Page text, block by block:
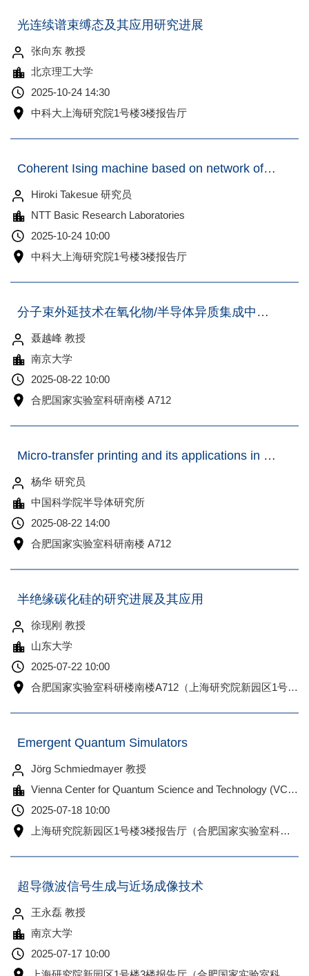
光连续谱束缚态及其应用研究进展
张向东 教授
北京理工大学
2025-10-24 14:30
中科大上海研究院1号楼3楼报告厅
Coherent Ising machine based on network of optical parametric oscillators
Hiroki Takesue 研究员
NTT Basic Research Laboratories
2025-10-24 10:00
中科大上海研究院1号楼3楼报告厅
分子束外延技术在氧化物/半导体异质集成中的应用探索
聂越峰 教授
南京大学
2025-08-22 10:00
合肥国家实验室科研南楼 A712
Micro-transfer printing and its applications in silicon photonics
杨华 研究员
中国科学院半导体研究所
2025-08-22 14:00
合肥国家实验室科研南楼 A712
半绝缘碳化硅的研究进展及其应用
徐现刚 教授
山东大学
2025-07-22 10:00
合肥国家实验室科研楼南楼A712（上海研究院新园区1号楼3楼报告厅、合肥科大物质楼B1102同步视频
Emergent Quantum Simulators
Jörg Schmiedmayer 教授
Vienna Center for Quantum Science and Technology (VCQ), Atominstitut, TU-Wien
2025-07-18 10:00
上海研究院新园区1号楼3楼报告厅（合肥国家实验室科研楼南楼A712、科大物质楼B1102同步视频）
超导微波信号生成与近场成像技术
王永磊 教授
南京大学
2025-07-17 10:00